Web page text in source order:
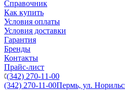
Справочник
Как купить
Условия оплаты
Условия доставки
Гарантия
Бренды
Контакты
Прайс-лист
(342) 270-11-00
(342) 270-11-00Пермь, ул.